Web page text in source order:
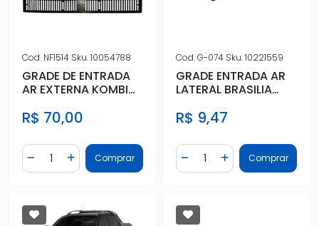
Cod. NF1514 Sku.10054788
GRADE DE ENTRADA
AR EXTERNA KOMBI
R$ 70,00
Diminuir Quantidade
Quantidade
Adicionar Quantidade
Comprar
Cod.G-074 Sku.10221559
GRADE ENTRADA AR
LATERAL BRASILIA
R$ 9,47
Diminuir Quantidade
Quantidade
AdicionarComprar